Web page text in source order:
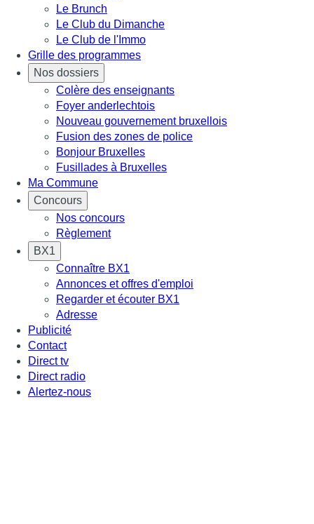
Le Brunch
Le Club du Dimanche
Le Club de l'Immo
Grille des programmes
Nos dossiers
Colère des enseignants
Foyer anderlechtois
Nouveau gouvernement bruxellois
Fusion des zones de police
Bonjour Bruxelles
Fusillades à Bruxelles
Ma Commune
Concours
Nos concours
Règlement
BX1
Connaître BX1
Annonces et offres d'emploi
Regarder et écouter BX1
Adresse
Publicité
Contact
Direct tv
Direct radio
Alertez-nous